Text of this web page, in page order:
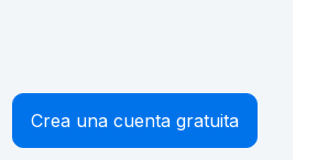
Crea una cuenta gratuita